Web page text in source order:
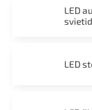
LED
LED